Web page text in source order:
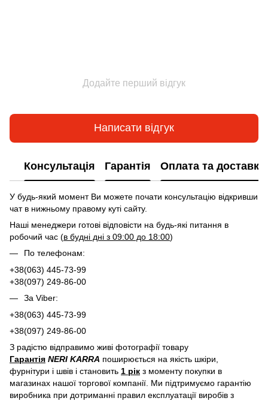
Додайте перший відгук
Написати відгук
Консультація Гарантія Оплата та доставка
У будь-який момент Ви можете почати консультацію відкривши
чат в нижньому правому куті сайту.
Наші менеджери готові відповісти на будь-які питання в
робочий час (в будні дні з 09:00 до 18:00)
По телефонам:
+38(063) 445-73-99
+38(097) 249-86-00
За Viber:
+38(063) 445-73-99
+38(097) 249-86-00
З радістю відправимо живі фотографії товару
Гарантія NERI KARRA поширюється на якість шкіри,
фурнітури і швів і становить 1 рік з моменту покупки в
магазинах нашої торгової компанії. Ми підтримуємо гарантію
виробника при дотриманні правил експлуатації виробів з